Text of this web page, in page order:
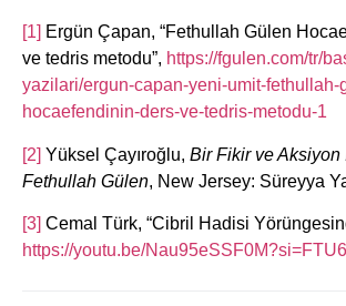
[1] Ergün Çapan, “Fethullah Gülen
ve tedris metodu”, https://fgulen.com/tr/
yazilari/ergun-capan-yeni-umit-fethullah-
hocaefendinin-ders-ve-tedris-metodu-1
[2] Yüksel Çayıroğlu, Bir Fikir ve Aksiyon
Fethullah Gülen, New Jersey: Süreyya
[3] Cemal Türk, “Cibril Hadisi
https://youtu.be/